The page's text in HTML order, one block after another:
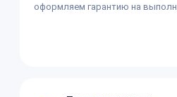
оформляем гарантию на